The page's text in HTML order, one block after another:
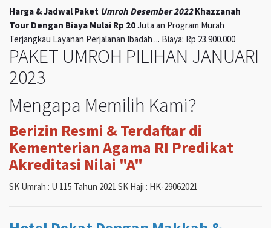
Harga & Jadwal Paket Umroh Desember 2022Khazzanah
Tour Dengan Biaya Mulai Rp 20Juta an Program Murah
Terjangkau Layanan Perjalanan Ibadah ... Biaya: Rp 23.900.000
PAKET UMROH PILIHAN JANUARI
2023
Mengapa Memilih Kami?
Berizin Resmi & Terdaftar di
Kementerian Agama RI Predikat
Akreditasi Nilai "A"
SK Umrah : U 115 Tahun 2021 SK Haji : HK-29062021